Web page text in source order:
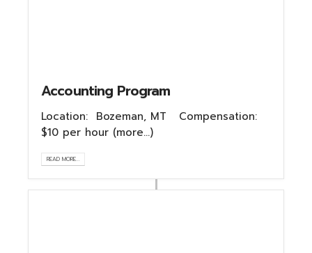
Accounting Program
Location: Bozeman, MT Compensation:
$10 per hour (more…)
READ MORE...